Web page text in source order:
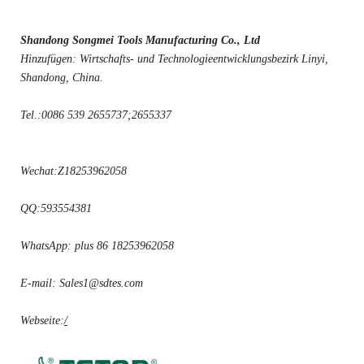
Shandong Songmei Tools Manufacturing Co., Ltd
Hinzufügen: Wirtschafts- und Technologieentwicklungsbezirk Linyi,
Shandong, China.
Tel.:0086 539 2655737;2655337
Wechat:Z18253962058
QQ:593554381
WhatsApp: plus 86 18253962058
E-mail: Sales1@sdtes.com
Webseite:/